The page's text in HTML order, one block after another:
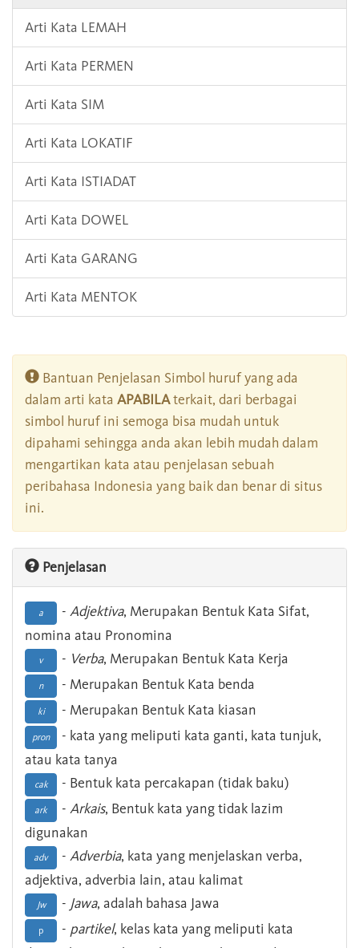
Arti Kata LEMAH
Arti Kata PERMEN
Arti Kata SIM
Arti Kata LOKATIF
Arti Kata ISTIADAT
Arti Kata DOWEL
Arti Kata GARANG
Arti Kata MENTOK
Bantuan Penjelasan Simbol huruf yang ada
dalam arti kata APABILAterkait, dari berbagai
simbol huruf ini semoga bisa mudah untuk
dipahami sehingga anda akan lebih mudah dalam
mengartikan kata atau penjelasan sebuah
peribahasa Indonesia yang baik dan benar di situs
ini.
Penjelasan
a - Adjektiva, Merupakan Bentuk Kata Sifat,
nomina atau Pronomina
v - Verba, Merupakan Bentuk Kata Kerja
n - Merupakan Bentuk Kata benda
ki - Merupakan Bentuk Kata kiasan
pron
- kata yang meliputi kata ganti, kata tunjuk,
atau kata tanya
cak - Bentuk kata percakapan (tidak baku)
ark - Arkais, Bentuk kata yang tidak lazim
digunakan
adv - Adverbia, kata yang menjelaskan verba,
adjektiva, adverbia lain, atau kalimat
Jw - Jawa, adalah bahasa Jawa
p - partikel, kelas kata yang meliputi kata